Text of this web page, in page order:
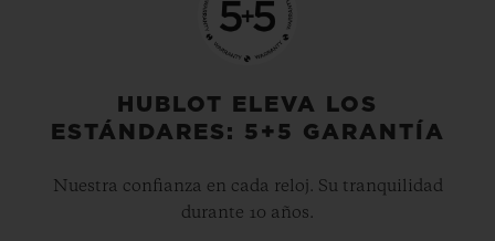
HUBLOT ELEVA LOS
ESTÁNDARES: 5+5 GARANTÍA
Nuestra confianza en cada reloj. Su tranquilidad
durante 10 años.